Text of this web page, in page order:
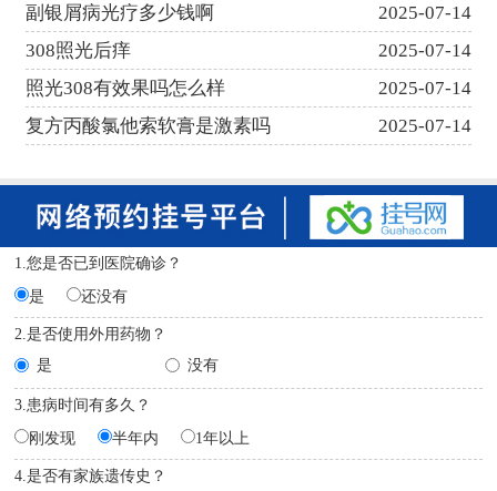
副银屑病光疗多少钱啊
2025-07-14
308照光后痒
2025-07-14
照光308有效果吗怎么样
2025-07-14
复方丙酸氯他索软膏是激素吗
2025-07-14
1.您是否已到医院确诊？
是
还没有
2.是否使用外用药物？
是
没有
3.患病时间有多久？
刚发现
半年内 1年以上
4.是否有家族遗传史？